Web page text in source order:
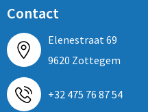
Contact
Elenestraat 69
9620 Zottegem
+32 475 76 87 54